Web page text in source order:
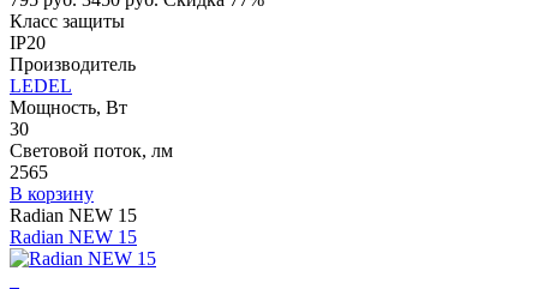
Класс защиты
IP20
Производитель
LEDEL
Мощность, Вт
30
Световой поток, лм
2565
В корзину
Radian NEW 15
Radian NEW 15